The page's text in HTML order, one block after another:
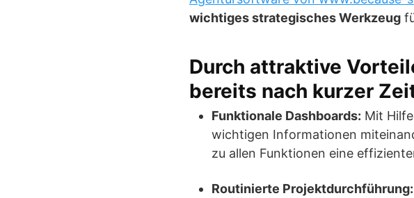
wichtiges strategisches Werkzeug
Durch attraktive
bereits nach kurzer
Funktionale Dashboards: Mit
wichtigen Informationen
zu allen Funktionen eine
Routinierte Projektdurchführung: